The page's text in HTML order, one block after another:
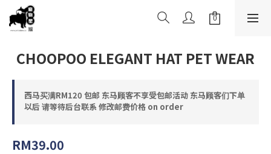
CHOOPOO ELEGANT HAT PET WEAR
西马买满RM120 包邮 东马顾客不享受包邮活动 东马顾客们下单
以后 请等待后台联系 修改邮费价格 on order
RM39.00